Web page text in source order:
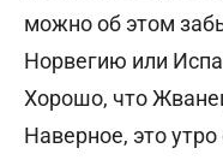
можно об этом
Норвегию или
Хорошо, что
Наверное, это